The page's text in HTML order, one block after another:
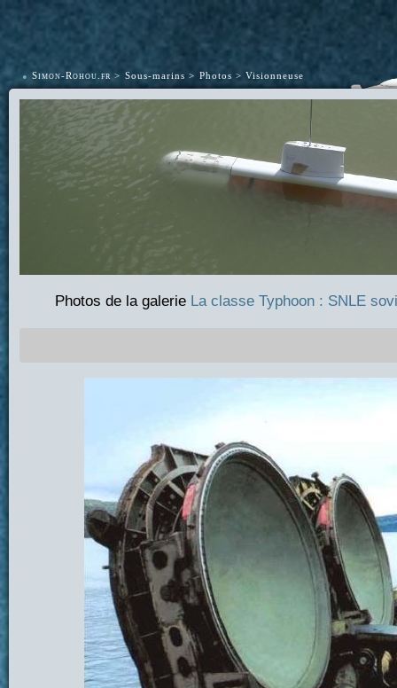
• Simon-Rohou.fr Sous-marins Photos Visionneuse
Photos de la galerie La classe Typhoon : SNLE